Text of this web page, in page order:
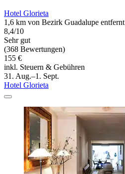
Hotel Glorieta
1,6 km von Bezirk Guadalupe entfernt
8,4/10
Sehr gut
(368 Bewertungen)
155 €
inkl. Steuern & Gebühren
31. Aug.–1. Sept.
Hotel Glorieta